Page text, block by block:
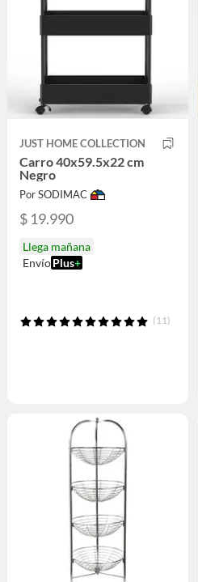
JUST HOME COLLECTION
Carro 40x59.5x22 cm
Negro
Por SODIMAC
$ 19.990
Llega mañana
EnvíoPlus+
(11)